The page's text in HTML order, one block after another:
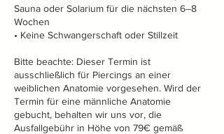
Sauna oder Solarium für die nächsten 6–8
Wochen
• Keine Schwangerschaft oder Stillzeit
Bitte beachte: Dieser Termin ist
ausschließlich für Piercings an einer
weiblichen Anatomie vorgesehen. Wird der
Termin für eine männliche Anatomie
gebucht, behalten wir uns vor, die
Ausfallgebühr in Höhe von 79€ gemäß